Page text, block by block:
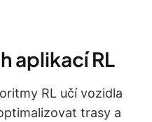
aplikací RL
RL učí vozidla
trasy a